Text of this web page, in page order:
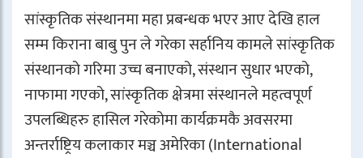
सांस्कृतिक संस्थानमा महा प्रबन्धक भएर आए देखि हाल
सम्म किराना बाबु पुन ले गरेका सर्हानिय कामले सांस्कृतिक
संस्थानको गरिमा उच्च बनाएको, संस्थान सुधार भएको,
नाफामा गएको, सांस्कृतिक क्षेत्रमा संस्थानले महत्वपूर्ण
उपलब्धिहरु हासिल गरेकोमा कार्यक्रमकै अवसरमा
अन्तर्राष्ट्रिय कलाकार मञ्च अमेरिका (International